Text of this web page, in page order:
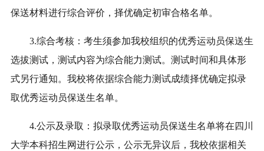
保送材料进行综合评价，择优确定初审合格名单。
3.综合考核：考生须参加我校组织的优秀运动员保送生
选拔测试，测试内容为综合能力测试。测试时间和具体形
式另行通知。我校将依据综合能力测试成绩择优确定拟录
取优秀运动员保送生名单。
4.公示及录取：拟录取优秀运动员保送生名单将在四川
大学本科招生网进行公示，公示无异议后，我校依据相关